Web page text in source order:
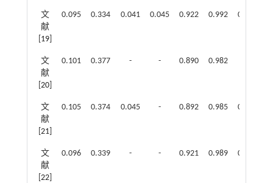
文
献
19]
0.095 0.334 0.041 0.045 0.922 0.992 0.998
文
献
20]
0.101 0.377 - - 0.890 0.982
文
献
21]
0.105 0.374 0.045 - 0.892 0.985 0.997
文
献
22]
0.096 0.339 - - 0.921 0.989 0.998